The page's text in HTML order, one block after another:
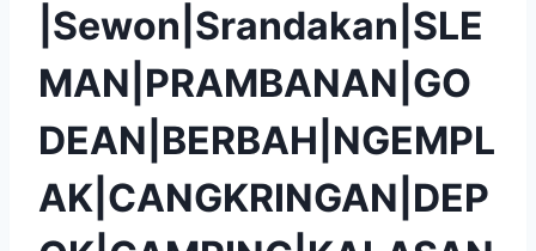
|Sewon|Srandakan|SLE
MAN|PRAMBANAN|GO
DEAN|BERBAH|NGEMPL
AK|CANGKRINGAN|DEP